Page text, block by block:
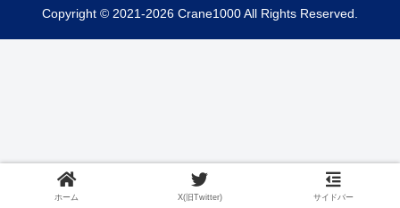
Copyright © 2021-2026 Crane1000 All Rights Reserved.
ホーム X(旧Twitter) サイドバー